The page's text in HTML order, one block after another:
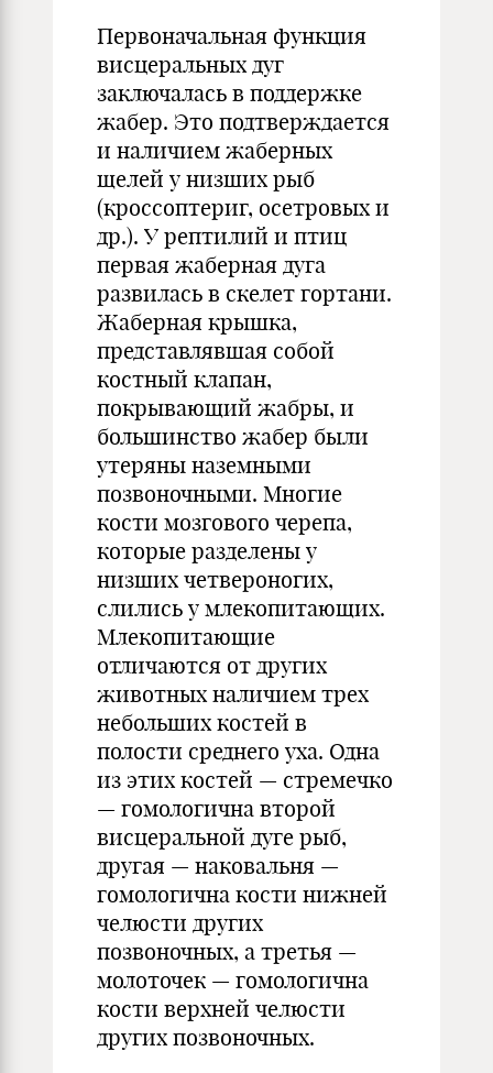
Первоначальная функция
висцеральных дуг
заключалась в поддержке
жабер. Это подтверждается
и наличием жаберных
щелей у низших рыб
(кроссоптериг, осетровых и
др.). У рептилий и птиц
первая жаберная дуга
развилась в скелет гортани.
Жаберная крышка,
представлявшая собой
костный клапан,
покрывающий жабры, и
большинство жабер были
утеряны наземными
позвоночными. Многие
кости мозгового черепа,
которые разделены у
низших четвероногих,
слились у млекопитающих.
Млекопитающие
отличаются от других
животных наличием трех
небольших костей в
полости среднего уха. Одна
из этих костей — стремечко
— гомологична второй
висцеральной дуге рыб,
другая — наковальня —
гомологична кости нижней
челюсти других
позвоночных, а третья —
молоточек — гомологична
кости верхней челюсти
других позвоночных.